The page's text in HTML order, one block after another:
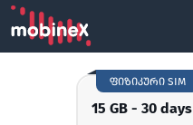
15 GB - 30 days
ფიზიკური SIM